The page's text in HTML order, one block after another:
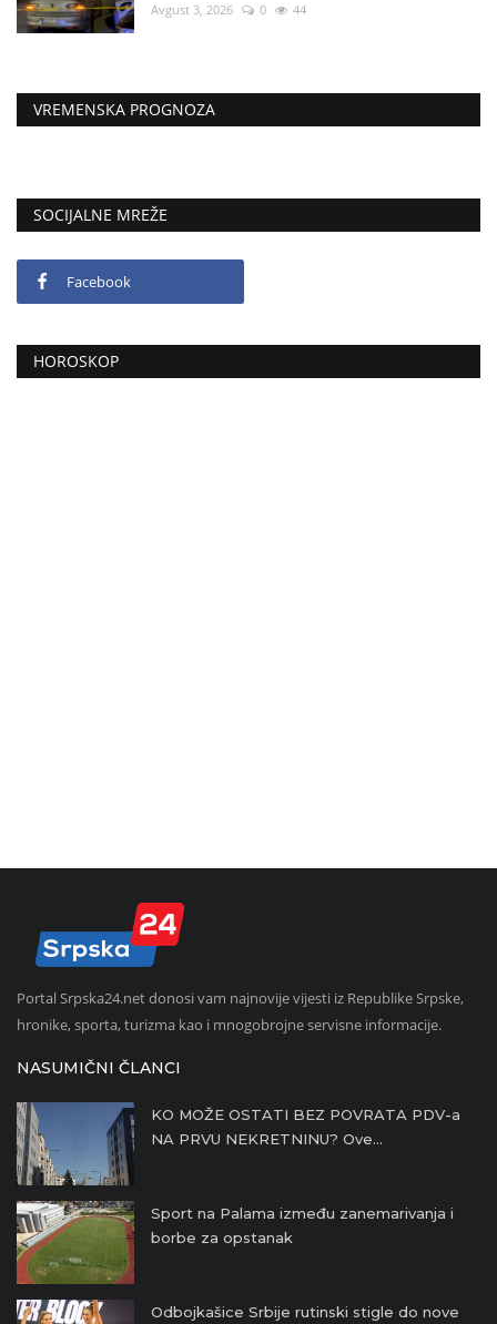
Avgust 3, 2026 0 44
VREMENSKA PROGNOZA
SOCIJALNE MREŽE
Facebook
HOROSKOP
Portal Srpska24.net donosi vam najnovije vijesti iz Republike Srpske,
hronike, sporta, turizma kao i mnogobrojne servisne informacije.
NASUMIČNI ČLANCI
KO MOŽE OSTATI BEZ POVRATA PDV-a
NA PRVU NEKRETNINU? Ove...
Sport na Palama između zanemarivanja i
borbe za opstanak
Odbojkašice Srbije rutinski stigle do nove